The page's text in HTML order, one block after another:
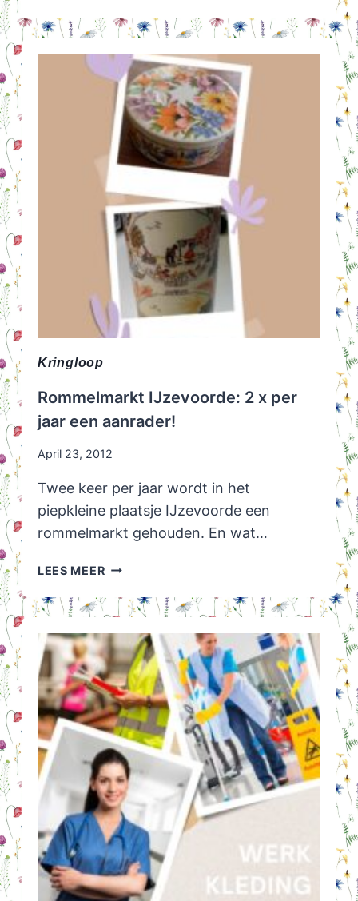
IN
TUIN
Kringloop
Rommelmarkt IJzevoorde: 2 x per
jaar een aanrader!
April 23, 2012
Twee keer per jaar wordt in het
piepkleine plaatsje IJzevoorde een
rommelmarkt gehouden. En wat…
LEES MEERROMMELMARKT
2
PER
JAAR
EEN
AANRADER!